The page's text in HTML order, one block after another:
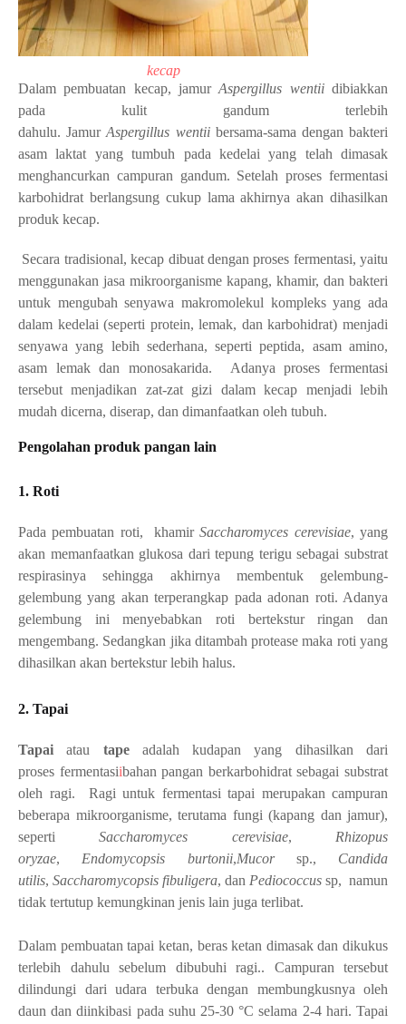
kecap
Dalam pembuatan kecap, jamurAspergillus wentiidibiakkan
pada kulit gandum terlebih
dahulu. JamurAspergillus wentii bersama-sama dengan bakteri
asam laktat yang tumbuh pada kedelai yang telah dimasak
menghancurkan campuran gandum. Setelah proses fermentasi
karbohidrat berlangsung cukup lama akhirnya akan dihasilkan
produk kecap.
Secara tradisional, kecap dibuat dengan proses fermentasi, yaitu
menggunakan jasa mikroorganisme kapang, khamir, dan bakteri
untuk mengubah senyawa makromolekul kompleks yang ada
dalam kedelai (seperti protein, lemak, dan karbohidrat) menjadi
senyawa yang lebih sederhana, seperti peptida, asam amino,
asam lemak dan monosakarida. Adanya proses fermentasi
tersebut menjadikan zat-zat gizi dalam kecap menjadi lebih
mudah dicerna, diserap, dan dimanfaatkan oleh tubuh.
Pengolahan produk pangan lain
1. Roti
Pada pembuatan roti, khamir Saccharomyces cerevisiae, yang
akan memanfaatkan glukosa dari tepung terigu sebagai substrat
respirasinya sehingga akhirnya membentuk gelembung-
gelembung yang akan terperangkap pada adonan roti. Adanya
gelembung ini menyebabkan roti bertekstur ringan dan
mengembang. Sedangkan jika ditambah protease maka roti yang
dihasilkan akan bertekstur lebih halus.
2. Tapai
Tapai atau tapeadalah kudapan yang dihasilkan dari
proses fermentasiibahan pangan berkarbohidrat sebagai substrat
oleh ragi.
Ragi untuk fermentasi tapai merupakan campuran
beberapa mikroorganisme, terutama fungi (kapang dan jamur),
sepertiSaccharomyces cerevisiae, Rhizopus
oryzae, Endomycopsis burtonii,Mucorsp., Candida
utilis, Saccharomycopsis fibuligera, dan Pediococcus sp, namun
tidak tertutup kemungkinan jenis lain juga terlibat.
Dalam pembuatan tapai ketan, beras ketan dimasak dan dikukus
terlebih dahulu sebelum dibubuhi ragi.. Campuran tersebut
dilindungi dari udara terbuka dengan membungkusnya oleh
daun dan diinkibasi pada suhu 25-30 °C selama 2-4 hari. Tapai